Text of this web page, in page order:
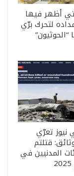
أظهر فيها
لتحرك برّي
تعرّي
قتلتم
المدنيين في